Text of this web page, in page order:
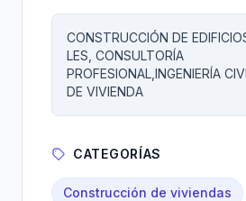
CONSTRUCCIÓN DE
LES, CONSULTORÍA
PROFESIONAL,INGENIERÍA
DE VIVIENDA
CATEGORÍAS
Construcción de viviendas